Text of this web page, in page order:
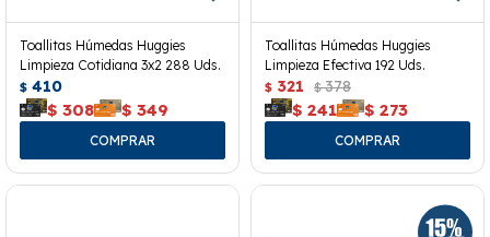
Toallitas Húmedas Huggies
Limpieza Cotidiana 3x2 288 Uds.
$ 410
$ 308 $ 349
Toallitas Húmedas Huggies
Limpieza Efectiva 192 Uds.
$ 321 $ 378
$ 241 $ 273